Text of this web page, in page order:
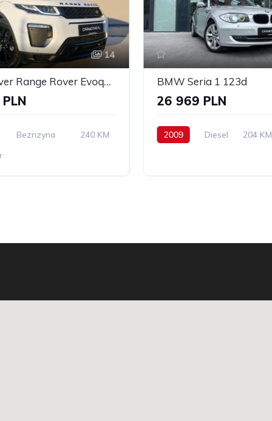
14
Land Rover Range Rover Evoque 2.0Si4 SE Dynamic
Beznzyna
240 KM
BMW Seria 1 123d
26 969 PLN
2009 Diesel 204 KM